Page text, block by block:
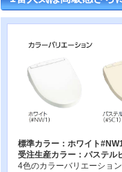
標準カラー：ホワイト
受注生産カラー：パステル
4色のカラーバリエーショ